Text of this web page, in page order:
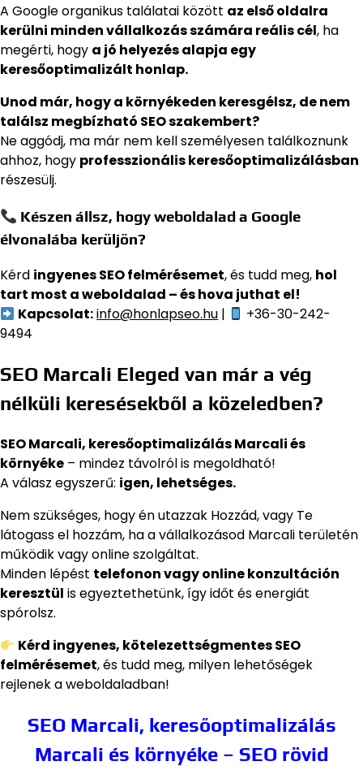
A Google organikus találatai között az első oldalra
kerülni minden vállalkozás számára reális cél, ha
megérti, hogy a jó helyezés alapja egy
keresőoptimalizált honlap.
Unod már, hogy a környékeden keresgélsz, de nem
találsz megbízható SEO szakembert?
Ne aggódj, ma már nem kell személyesen találkoznunk
ahhoz, hogy professzionális keresőoptimalizálásban
részesülj.
Készen állsz, hogy weboldalad a Google
élvonalába kerüljön?
Kérd ingyenes SEO felmérésemet, és tudd meg, hol
tart most a weboldalad – és hova juthat el!
Kapcsolat:info@honlapseo.hu |
+36-30-242-
9494
SEO Marcali Eleged van már a vég
nélküli keresésekből a közeledben?
SEO Marcali, keresőoptimalizálás Marcali és
környéke – mindez távolról is megoldható!
A válasz egyszerű: igen, lehetséges.
Nem szükséges, hogy én utazzak Hozzád, vagy Te
látogass el hozzám, ha a vállalkozásod Marcali területén
működik vagy online szolgáltat.
Minden lépést telefonon vagy online konzultáción
keresztül is egyeztethetünk, így időt és energiát
spórolsz.
Kérd ingyenes, kötelezettségmentes SEO
felmérésemet, és tudd meg, milyen lehetőségek
rejlenek a weboldaladban!
SEO Marcali, keresőoptimalizálás
Marcali és környéke – SEO rövid